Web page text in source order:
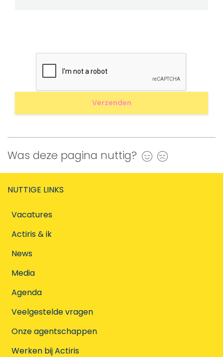
Was deze pagina nuttig? Ja
NUTTIGE LINKS
Vacatures
Actiris & ik
News
Media
Agenda
Veelgestelde vragen
Onze agentschappen
Werken bij Actiris